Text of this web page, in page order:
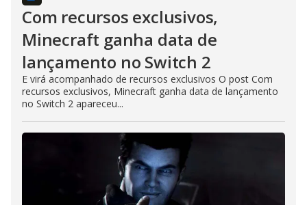
Com recursos exclusivos,
Minecraft ganha data de
lançamento no Switch 2
E virá acompanhado de recursos exclusivos O post Com
recursos exclusivos, Minecraft ganha data de lançamento
no Switch 2 apareceu...